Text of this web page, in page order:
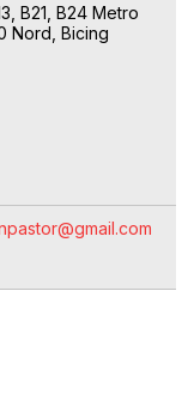
B21, B24 Metro
Nord, Bicing